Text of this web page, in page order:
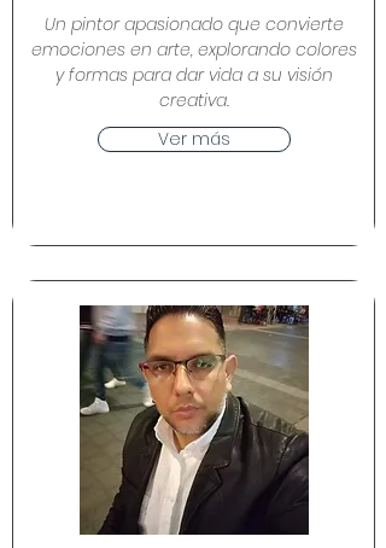
Un pintor apasionado que convierte
emociones en arte, explorando colores
y formas para dar vida a su visión
creativa.
Ver más